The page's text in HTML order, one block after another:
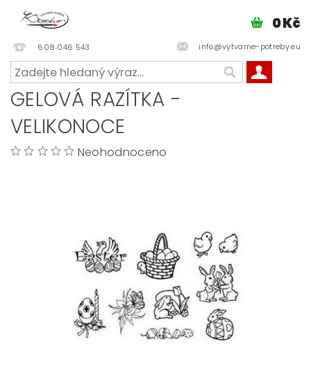
608 046 543 info@vytvarne-potreby.eu
0 Kč
GELOVÁ RAZÍTKA -
VELIKONOCE
Neohodnoceno